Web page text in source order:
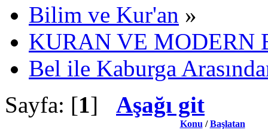
Bilim ve Kur'an »
KURAN VE
Bel ile Kaburga
Sayfa: [1] Aşağı git
Konu /Başlatan